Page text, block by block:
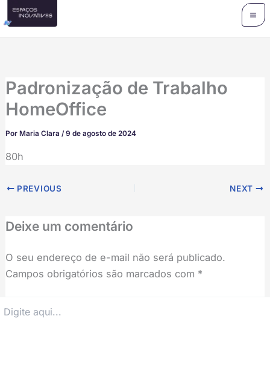
para
Padronização de Trabalho
HomeOffice
Por Maria Clara /9 de agosto de 2024
80h
PREVIOUS NEXT
Deixe um comentário
O seu endereço de e-mail não será publicado.
Campos obrigatórios são marcados com *